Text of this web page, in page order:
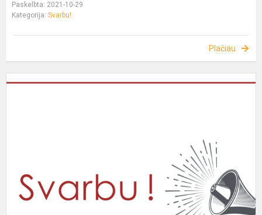
Paskelbta: 2021-10-29
Kategorija: Svarbu!
Plačiau